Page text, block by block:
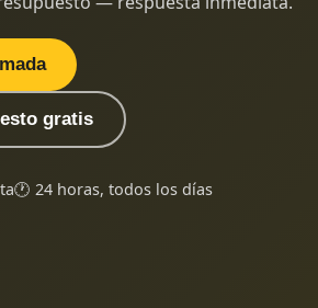
gratis
🕐 24 horas, todos los días